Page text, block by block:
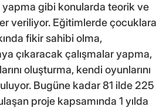
gibi konularda teorik ve
veriliyor. Eğitimlerde çocuklara
fikir sahibi olma,
çıkaracak çalışmalar yapma,
oluşturma, kendi oyunlarını
Bugüne kadar 81 ilde 225
proje kapsamında 1 yılda